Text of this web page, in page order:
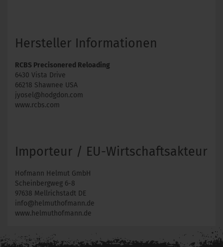
Hersteller Informationen
RCBS Precisonered Reloading
6430 Vista Drive
66218 Shawnee USA
jyosel@hodgdon.com
www.rcbs.com
Importeur / EU-Wirtschaftsakteur
Hofmann Helmut GmbH
Scheinbergweg 6-8
97638 Mellrichstadt DE
info@helmuthofmann.de
www.helmuthofmann.de